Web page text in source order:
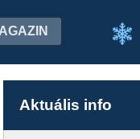
Aktuális info